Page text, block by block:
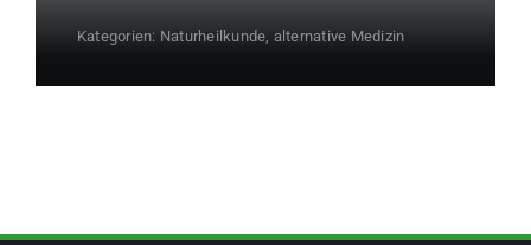
Kategorien: Naturheilkunde, alternative Medizin